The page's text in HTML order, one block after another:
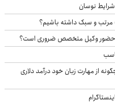
نوسان
و سبک داشته باشیم؟
حضور وکیل متخصص ضروری است؟
از مهارت زبان خود درآمد دلاری